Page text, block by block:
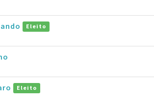
Eleito
Eleito